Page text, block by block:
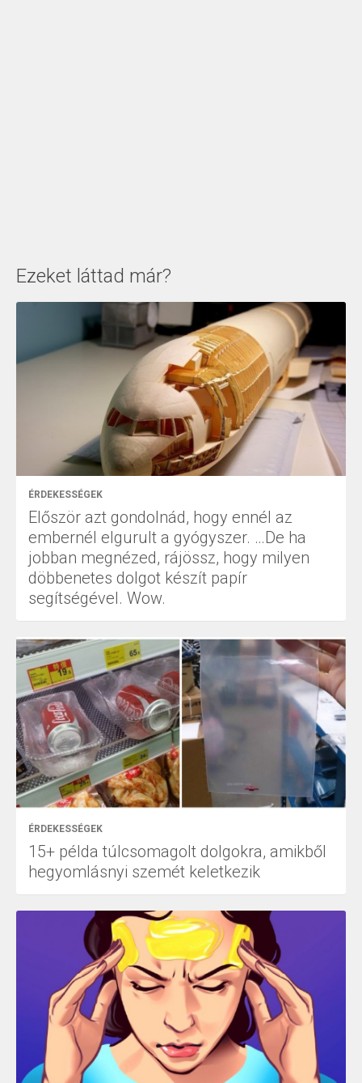
Ezeket láttad már?
ÉRDEKESSÉGEK
Először azt gondolnád, hogy ennél az
embernél elgurult a gyógyszer. …De ha
jobban megnézed, rájössz, hogy milyen
döbbenetes dolgot készít papír
segítségével. Wow.
ÉRDEKESSÉGEK
15+ példa túlcsomagolt dolgokra, amikből
hegyomlásnyi szemét keletkezik